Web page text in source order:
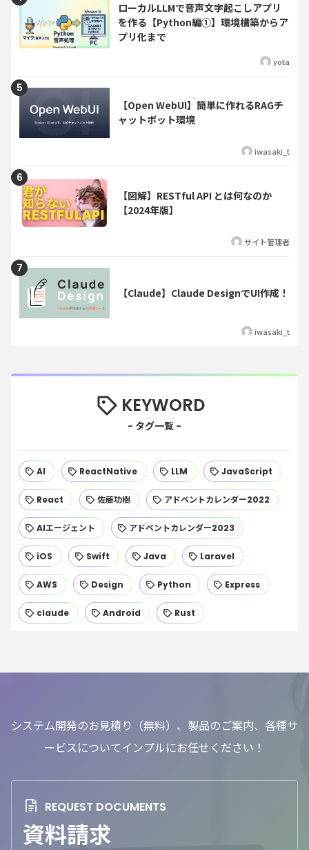
ローカルLLMで音声文字起こしアプリ
を作る【Python編①】環境構築からア
プリ化まで
yota
【Open WebUI】簡単に作れるRAGチ
ャットボット環境
iwasaki_t
【図解】RESTful API とは何なのか
【2024年版】
サイト管理者
【Claude】Claude DesignでUI作成！
iwasaki_t
KEYWORD
AI ReactNative LLM JavaScript
React 佐藤功樹 アドベントカレンダー2022
AIエージェント アドベントカレンダー2023
iOS Swift Java Laravel
AWS Design Python Express
claude Android Rust
システム開発のお見積り（無料）、製品のご案内、各種サ
ービスについてインプルにお任せください！
資料請求